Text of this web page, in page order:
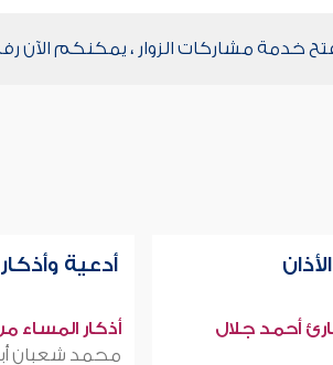
خدمة مشاركات الزوار ، يمكنكم الآن
أحمد جلال
أدعية وأذكار
أذكار المساء
محمد شعبان